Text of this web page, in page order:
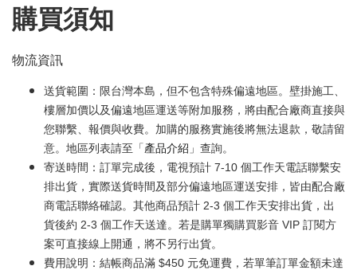
購買須知
物流資訊
送貨範圍：限台灣本島，但不包含特殊偏遠地區。壁掛施工、
樓層加價以及偏遠地區運送等附加服務，將由配合廠商直接與
您聯繫、報價與收費。加購的服務實施後將無法退款，敬請留
意。地區列表請至「產品介紹 」查詢。
寄送時間：訂單完成後，電視預計 7-10 個工作天電話聯繫安
排出貨，實際送貨時間及部分偏遠地區運送安排，皆由配合廠
商電話聯絡確認。其他商品預計 2-3 個工作天安排出貨，出
貨後約 2-3 個工作天送達。若是購單獨購買影音 VIP 訂閱方
案可直接線上開通，將不另行出貨。
費用說明：結帳商品滿 $450 元免運費，若單筆訂單金額未達